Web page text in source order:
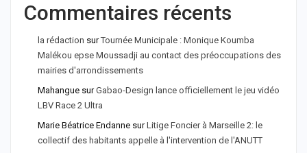
Commentaires récents
la rédaction surTournée Municipale : Monique Koumba
Malékou epse Moussadji au contact des préoccupations des
mairies d'arrondissements
Mahangue surGabao-Design lance officiellement le jeu vidéo
LBV Race 2 Ultra
Marie Béatrice Endanne surLitige Foncier à Marseille 2: le
collectif des habitants appelle à l'intervention de l'ANUTT